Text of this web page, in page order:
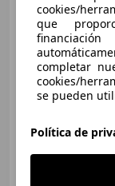
03/2021
cookies/
que
completar
cookies/
se pueden
Política de